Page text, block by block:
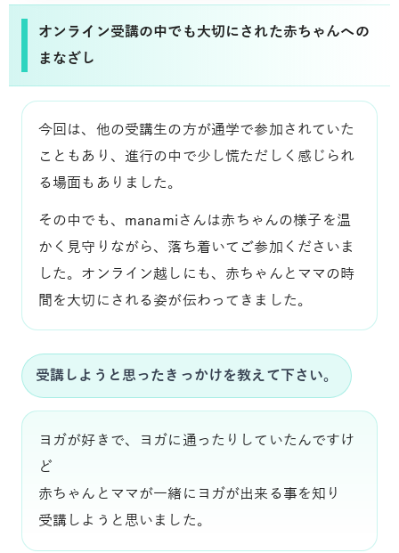
オンライン受講の中でも大切にされた赤ちゃんへの
まなざし
今回は、他の受講生の方が通学で参加されていた
こともあり、進行の中で少し慌ただしく感じられ
る場面もありました。
その中でも、manamiさんは赤ちゃんの様子を温
かく見守りながら、落ち着いてご参加くださいま
した。オンライン越しにも、赤ちゃんとママの時
間を大切にされる姿が伝わってきました。
受講しようと思ったきっかけを教えて下さい。
ヨガが好きで、ヨガに通ったりしていたんですけ
ど
赤ちゃんとママが一緒にヨガが出来る事を知り
受講しようと思いました。